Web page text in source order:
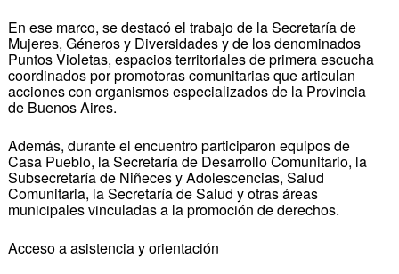
En ese marco, se destacó el trabajo de la Secretaría de
Mujeres, Géneros y Diversidades y de los denominados
Puntos Violetas, espacios territoriales de primera escucha
coordinados por promotoras comunitarias que articulan
acciones con organismos especializados de la Provincia
de Buenos Aires.
Además, durante el encuentro participaron equipos de
Casa Pueblo, la Secretaría de Desarrollo Comunitario, la
Subsecretaría de Niñeces y Adolescencias, Salud
Comunitaria, la Secretaría de Salud y otras áreas
municipales vinculadas a la promoción de derechos.
Acceso a asistencia y orientación